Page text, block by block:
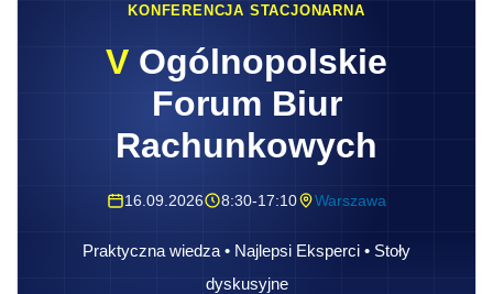
KONFERENCJA STACJONARNA
V Ogólnopolskie
Forum Biur
Rachunkowych
16.09.2026 8:30-17:10 Warszawa
Praktyczna wiedza • Najlepsi Eksperci • Stoły
dyskusyjne